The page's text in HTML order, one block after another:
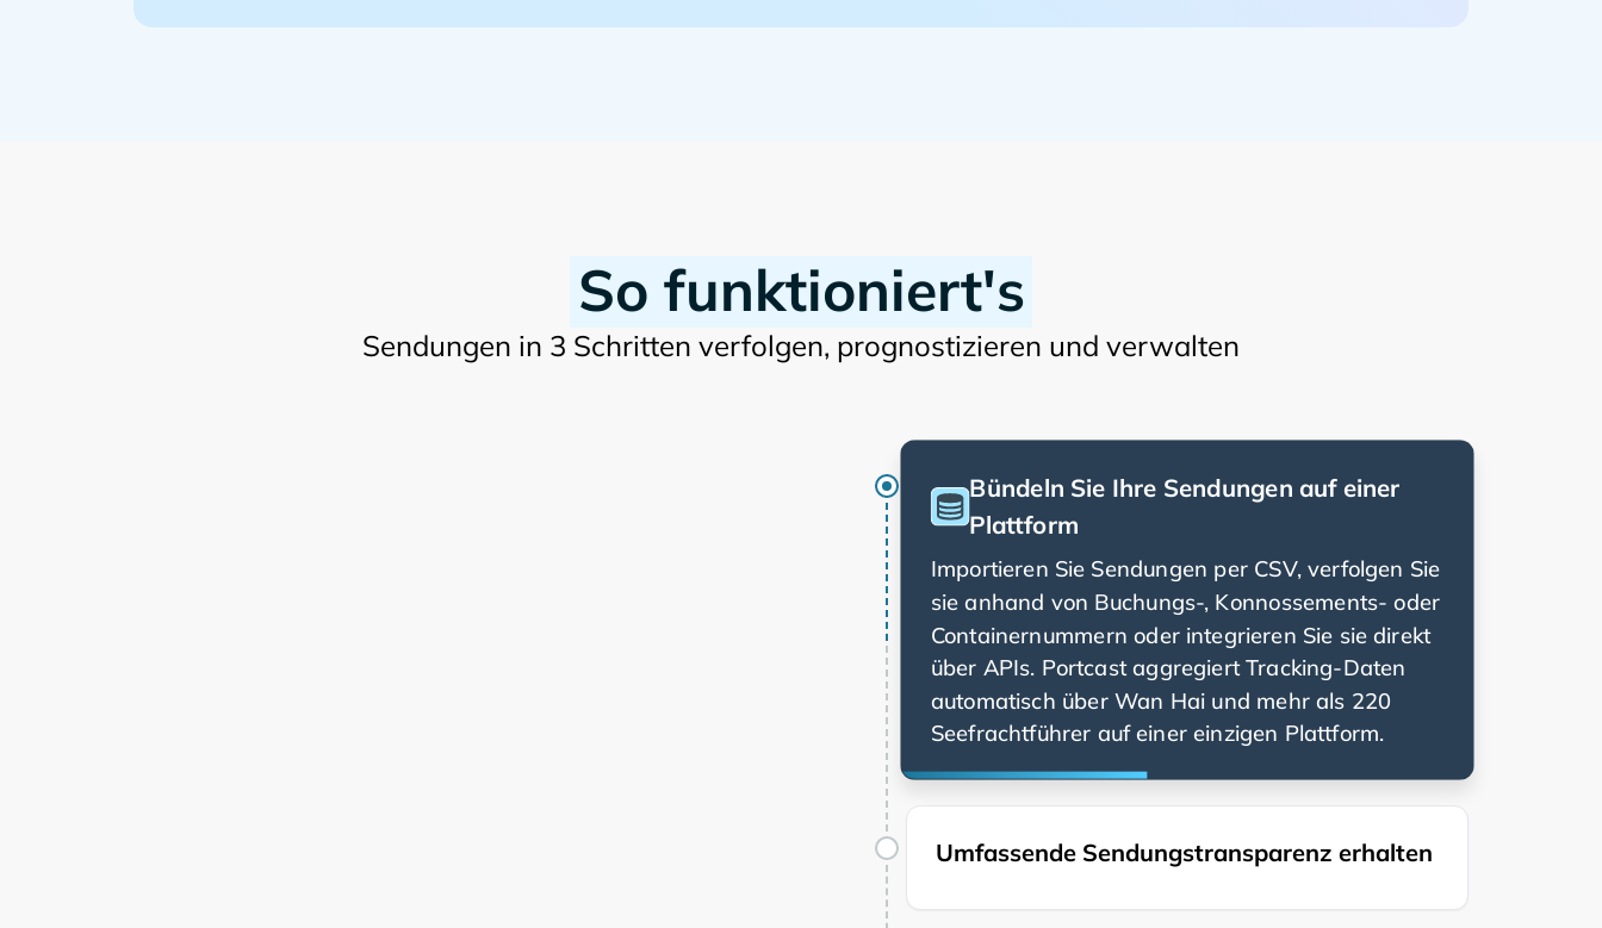
So funktioniert's
Sendungen in 3 Schritten verfolgen, prognostizieren und verwalten
Bündeln Sie Ihre Sendungen auf einer
Plattform
Importieren Sie Sendungen per CSV, verfolgen Sie
sie anhand von Buchungs-, Konnossements- oder
Containernummern oder integrieren Sie sie direkt
über APIs. Portcast aggregiert Tracking-Daten
automatisch über
und mehr als 220
Seefrachtführer auf einer einzigen Plattform.
Umfassende Sendungstransparenz erhalten